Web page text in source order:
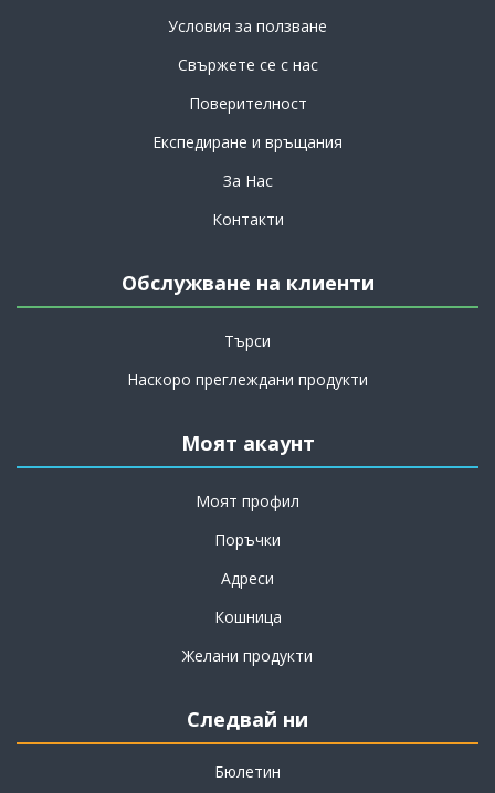
Условия за ползване
Свържете се с нас
Поверителност
Експедиране и връщания
За Нас
Контакти
Обслужване на клиенти
Търси
Наскоро преглеждани продукти
Моят акаунт
Моят профил
Поръчки
Адреси
Кошница
Желани продукти
Следвай ни
Бюлетин